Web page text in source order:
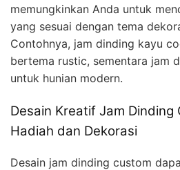
memungkinkan Anda untuk
yang sesuai dengan tema
Contohnya, jam dinding kayu
bertema rustic, sementara jam
untuk hunian modern.
Desain Kreatif Jam Dinding
Hadiah dan Dekorasi
Desain jam dinding custom